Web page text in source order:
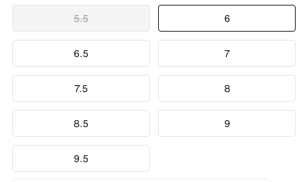
5.5 6
6.5 7
7.5 8
8.5 9
9.5